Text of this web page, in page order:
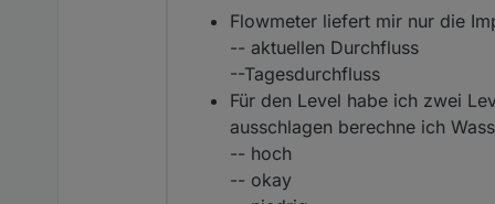
Vielleicht kannst du ja
aber einschätzen kann,
Welche
Was liefern die
Wie liefert dein
Die Integration hängt
Level:
Für die Zukunft ist
dann eine vereinfachte
Flow:
Flowmeter liefert mir nur die
-- aktuellen Durchfluss
--Tagesdurchfluss
Für den Level habe ich zwei
ausschlagen berechne ich
-- hoch
-- okay